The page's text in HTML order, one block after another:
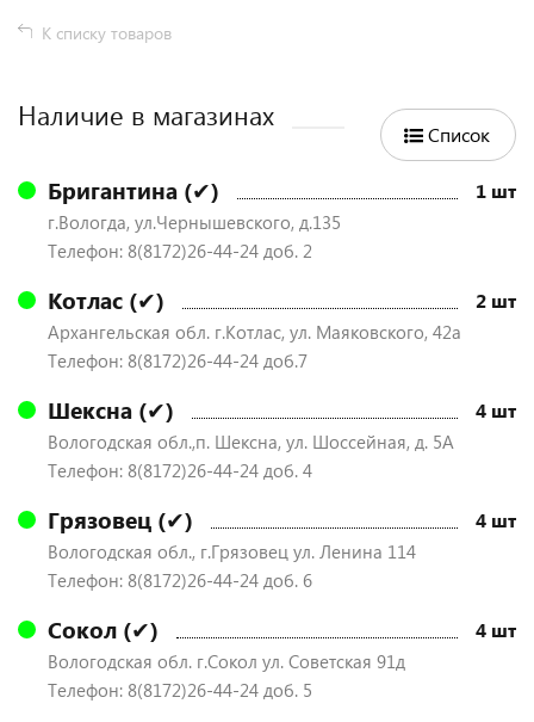
К списку товаров
Наличие в магазинах
Список
Бригантина (✔) 1 шт
г.Вологда, ул.Чернышевского, д.135
Телефон: 8(8172)26-44-24 доб. 2
Котлас (✔) 2 шт
Архангельская обл. г.Котлас, ул. Маяковского, 42а
Телефон: 8(8172)26-44-24 доб.7
Шексна (✔) 4 шт
Вологодская обл.,п. Шексна, ул. Шоссейная, д. 5А
Телефон: 8(8172)26-44-24 доб. 4
Грязовец (✔) 4 шт
Вологодская обл., г.Грязовец ул. Ленина 114
Телефон: 8(8172)26-44-24 доб. 6
Сокол (✔) 4 шт
Вологодская обл. г.Сокол ул. Советская 91д
Телефон: 8(8172)26-44-24 доб. 5